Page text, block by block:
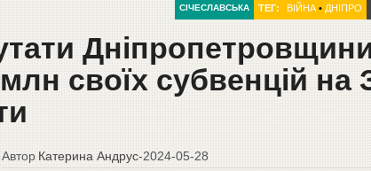
СІЧЕСЛАВСЬКА ТЕГ: ВІЙНА• ДНІПРО
своїх субвенцій на
Автор Катерина Андрус-2024-05-28